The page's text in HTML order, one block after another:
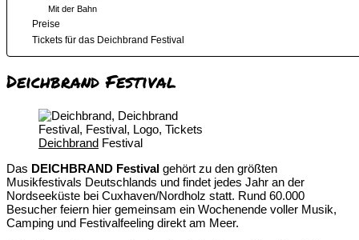
Mit der Bahn
Preise
Tickets für das Deichbrand Festival
Deichbrand Festival
Deichbrand Festival
Das DEICHBRAND Festival gehört zu den größten
Musikfestivals Deutschlands und findet jedes Jahr an der
Nordseeküste bei Cuxhaven/Nordholz statt. Rund 60.000
Besucher feiern hier gemeinsam ein Wochenende voller Musik,
Camping und Festivalfeeling direkt am Meer.